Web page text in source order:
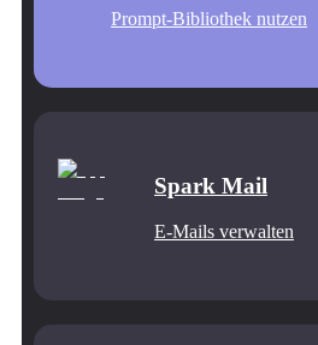
Prompt-Bibliothek nutzen
Spark Mail
E-Mails verwalten